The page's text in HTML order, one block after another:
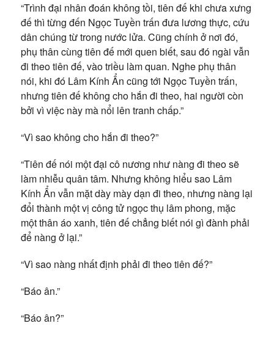
“Trình đại nhân đoán không tồi, tiên đế khi chưa xưng
đế thì từng đến Ngọc Tuyền trấn đưa lương thực, cứu
dân chúng từ trong nước lửa. Cũng chính ở nơi đó,
phụ thân cùng tiên đế mới quen biết, sau đó ngài vẫn
đi theo tiên đế, vào triều làm quan. Nghe phụ thân
nói, khi đó Lâm Kính Ẩn cũng tới Ngọc Tuyền trấn,
nhưng tiên đế không cho hắn đi theo, hai người còn
bởi vì việc này mà nổi lên tranh chấp.”
“Vì sao không cho hắn đi theo?”
“Tiên đế nói một đại cô nương như nàng đi theo sẽ
làm nhiễu quân tâm. Nhưng không hiểu sao Lâm
Kính Ẩn vẫn mặt dày mày dạn đi theo, nhưng nàng lại
đổi thành một vị công tử ngọc thụ lâm phong, mặc
một thân áo xanh, tiên đế chẳng biết nói gì đành phải
để nàng ở lại.”
“Vì sao nàng nhất định phải đi theo tiên đế?”
“Báo ân.”
“Báo ân?”